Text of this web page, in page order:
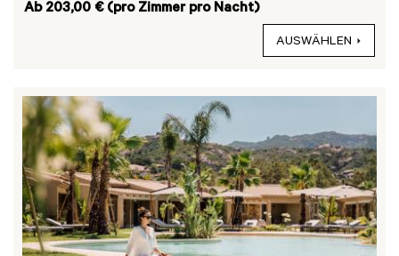
Ab 203,00 € (pro Zimmer pro Nacht)
AUSWÄHLEN